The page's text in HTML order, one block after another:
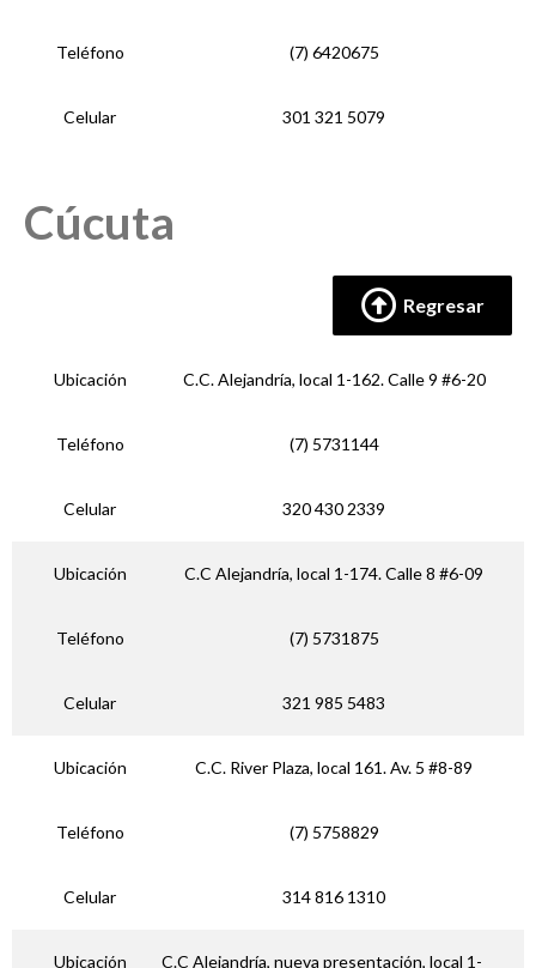
Teléfono (7) 6420675
Celular 301 321 5079
Cúcuta
Regresar
Ubicación C.C. Alejandría, local 1-162. Calle 9 #6-20
Teléfono (7) 5731144
Celular 320 430 2339
Ubicación C.C Alejandría, local 1-174. Calle 8 #6-09
Teléfono (7) 5731875
Celular 321 985 5483
Ubicación C.C. River Plaza, local 161. Av. 5 #8-89
Teléfono (7) 5758829
Celular 314 816 1310
Ubicación
C.C Alejandría, nueva presentación, local 1-